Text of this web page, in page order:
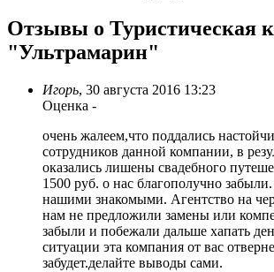
Отзывы о Туристическая
"Ультрамарин"
Игорь, 30 августа 2016 13:23
Оценка -
очень жалеем,что поддались
сотрудников данной компании, в
оказались лишены свадебного
1500 руб. о нас благополучно
нашими знакомыми. Агентство на
нам не предложили замены или
забыли и побежали дальше хапать
ситуации эта компания от вас
забудет.делайте выводы сами.